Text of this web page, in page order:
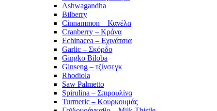
Ashwagandha
Bilberry
Cinnammon – Κανέλα
Cranberry – Κράνα
Echinacea – Εχινάτσια
Garlic – Σκόρδο
Gingko Biloba
Ginseng – τζίνσεγκ
Rhodiola
Saw Palmetto
Spirulina – Σπιρουλίνα
Turmeric – Κουρκουμάς